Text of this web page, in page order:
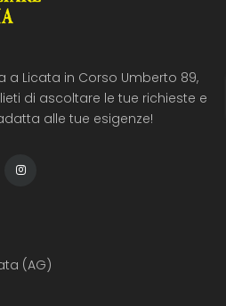
a Licata in Corso Umberto 89,
di ascoltare le tue richieste e
alle tue esigenze!
(AG)